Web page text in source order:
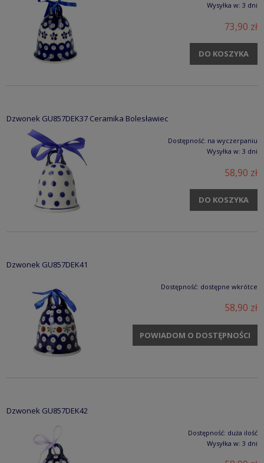
Wysyłka w: 3 dni
73,90 zł
DO KOSZYKA
Dzwonek GU857DEK37 Ceramika Bolesławiec
Dostępność: na wyczerpaniu
Wysyłka w: 3 dni
58,90 zł
DO KOSZYKA
Dzwonek GU857DEK41
Dostępność: dostępne wkrótce
58,90 zł
POWIADOM O DOSTĘPNOŚCI
Dzwonek GU857DEK42
Dostępność: duża ilość
Wysyłka w: 3 dni